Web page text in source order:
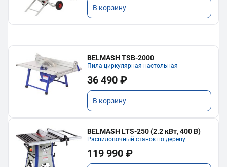
В корзину
BELMASH TSB-2000
Пила циркулярная настольная
36 490 ₽
В корзину
BELMASH LTS-250 (2.2 кВт, 400 В)
Распиловочный станок по дереву
119 990 ₽